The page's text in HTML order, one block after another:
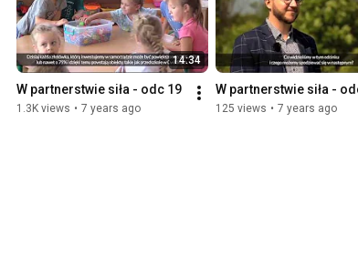
14:34
W partnerstwie siła - odc 19
1.3K views • 7 years ago
W partnerstwie siła -
125 views • 7 years ago